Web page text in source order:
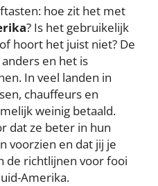
hoe zit het met
? Is het gebruikelijk
hoort het juist niet? De
en het is
In veel landen in
chauffeurs en
weinig betaald.
dat ze beter in hun
voorzien en dat jij je
de richtlijnen voor fooi
Amerika.